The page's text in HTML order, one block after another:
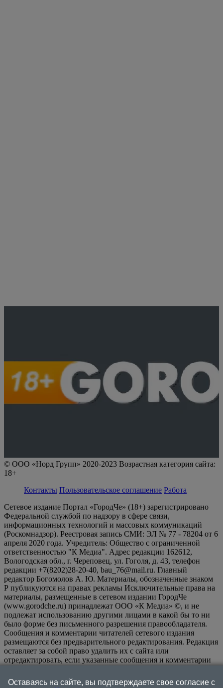
© ООО «Норд Групп» 2020-2023 Возрастная категория сайта:
18+
Контакты Пользовательское соглашение Работа
Сетевое издание Портал «ГородЧе» (18+) зарегистрировано
Федеральной службой по надзору в сфере связи,
информационных технологий и массовых коммуникаций
(Роскомнадзор). Реестровая запись СМИ: ЭЛ № 77 - 78204 от 6
апреля 2020 года. Учредитель: Общество с ограниченной
ответственностью "К Медиа". Адрес редакции 162612,
Вологодская обл., г. Череповец, ул. Гоголя, д. 43, телефон
редакции +7(8202)28-20-40, bau_76@mail.ru. Главный
редактор Богомолов А. Ю. Материалы, обозначенные знаком
Р публикуются на правах рекламы Исключительные права на
материалы, размещенные в сетевом издании ГородЧе
(www.gorodche.ru) принадлежат ООО «К Медиа» ©, и не
подлежат использованию другими лицами в какой бы то ни
было форме без письменного разрешения правообладателя.
Сообщения и комментарии читателей сетевого издания
размещаются без предварительного редактирования. Редакция
оставляет за собой право удалить их с сайта или
отредактировать, если указанные сообщения и комментарии
или нарушением иных требований закона.
Оставаясь на сайте, вы подтверждаете свое согласие с